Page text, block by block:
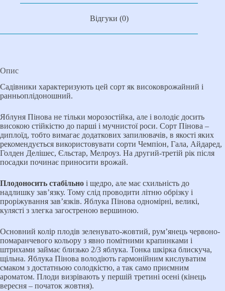
Відгуки (0)
Опис
Садівники характеризують цей сорт як високоврожайний і
ранньоплідоношний.
Яблуня Пінова не тільки морозостійка, але і володіє досить
високою стійкістю до парші і мучнистої роси. Сорт Пінова –
диплоїд, тобто вимагає додаткових запилювачів, в якості яких
рекомендується використовувати сорти Чемпіон, Гала, Айдаред,
Голден Делішес, Єльстар, Мелроуз. На другий-третій рік після
посадки починає приносити врожай.
Плодоносить стабільно і щедро, але має схильність до
надлишку зав’язку. Тому слід проводити літню обрізку і
проріжування зав’язків. Яблука Пінова одномірні, великі,
кулясті з злегка загостреною вершиною.
Основний колір плодів зеленувато-жовтий, рум’янець червоно-
помаранчевого кольору з явно помітними крапинками і
штрихами займає близько 2/3 яблука. Тонка шкірка блискуча,
щільна. Яблука Пінова володіють гармонійним кислуватим
смаком з достатньою солодкістю, а так само приємним
ароматом. Плоди визрівають у першій третині осені (кінець
вересня – початок жовтня).